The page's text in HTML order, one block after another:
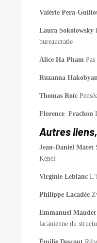
Valérie Pera-
Laura Sokolowsky
bureaucratie
Alice Ha PhamPas
Ruzanna
Thomas Roïc
Florence Frachon
Autres
Jean-Daniel Matet
Kepel
Virginie Leblanc
Philippe Lacadée
Emmanuel Maudet
lacanienne du